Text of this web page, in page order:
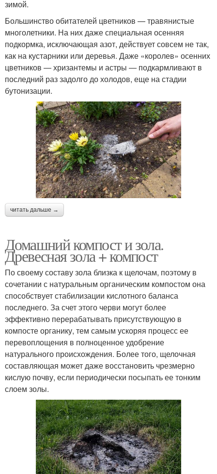
зимой.
Большинство обитателей цветников — травянистые
многолетники. На них даже специальная осенняя
подкормка, исключающая азот, действует совсем не так,
как на кустарники или деревья. Даже «королев» осенних
цветников — хризантемы и астры — подкармливают в
последний раз задолго до холодов, еще на стадии
бутонизации.
читать дальше →
Домашний компост и зола.
Древесная зола + компост
По своему составу зола близка к щелочам, поэтому в
сочетании с натуральным органическим компостом она
способствует стабилизации кислотного баланса
последнего. За счет этого черви могут более
эффективно перерабатывать присутствующую в
компосте органику, тем самым ускоряя процесс ее
перевоплощения в полноценное удобрение
натурального происхождения. Более того, щелочная
составляющая может даже восстановить чрезмерно
кислую почву, если периодически посыпать ее тонким
слоем золы.